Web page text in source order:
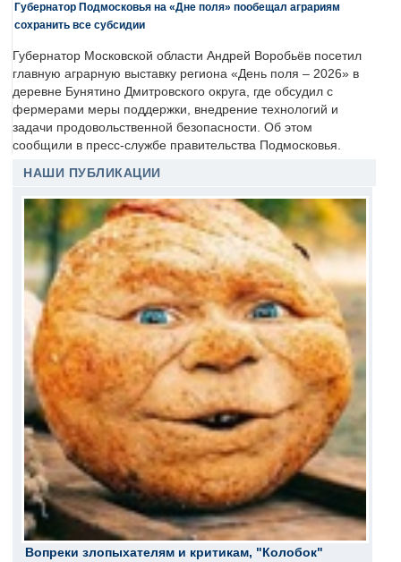
Губернатор Подмосковья на «Дне поля» пообещал аграриям
сохранить все субсидии
Губернатор Московской области Андрей Воробьёв посетил
главную аграрную выставку региона «День поля – 2026» в
деревне Бунятино Дмитровского округа, где обсудил с
фермерами меры поддержки, внедрение технологий и
задачи продовольственной безопасности. Об этом
сообщили в пресс-службе правительства Подмосковья.
НАШИ ПУБЛИКАЦИИ
Вопреки злопыхателям и критикам, "Колобок"